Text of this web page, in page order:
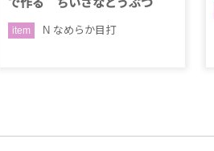
で作る ちいさなどうぶつ
item N なめらか目打